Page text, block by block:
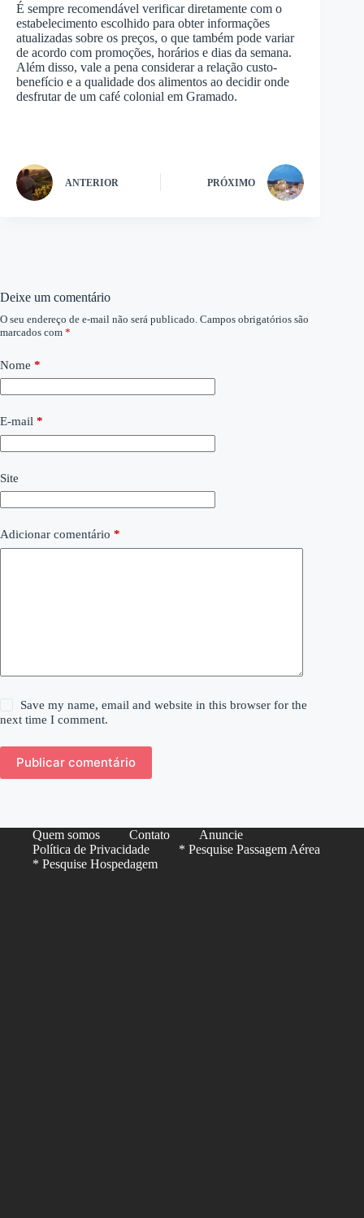
É sempre recomendável verificar diretamente com o
estabelecimento escolhido para obter informações
atualizadas sobre os preços, o que também pode variar
de acordo com promoções, horários e dias da semana.
Além disso, vale a pena considerar a relação custo-
benefício e a qualidade dos alimentos ao decidir onde
desfrutar de um café colonial em Gramado.
ANTERIOR PRÓXIMO
Deixe um comentário
O seu endereço de e-mail não será publicado. Campos obrigatórios são
marcados com *
Nome *
E-mail *
Site
Adicionar comentário *
Save my name, email and website in this browser for the
next time I comment.
Publicar comentário
Quem somos Contato
Anuncie
Política de Privacidade
* Pesquise Passagem Aérea
* Pesquise Hospedagem